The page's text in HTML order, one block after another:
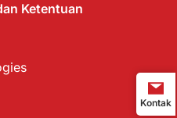
Ketentuan
Kontak